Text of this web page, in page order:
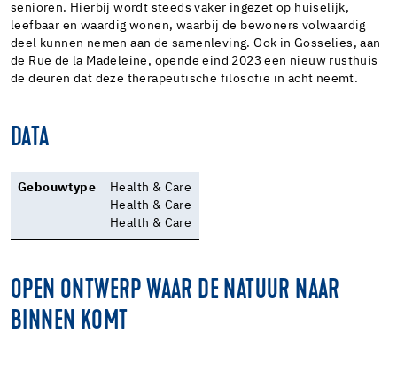
senioren. Hierbij wordt steeds vaker ingezet op huiselijk,
leefbaar en waardig wonen, waarbij de bewoners volwaardig
deel kunnen nemen aan de samenleving. Ook in Gosselies, aan
de Rue de la Madeleine, opende eind 2023 een nieuw rusthuis
de deuren dat deze therapeutische filosofie in acht neemt.
DATA
Gebouwtype
Health & Care
Health & Care
Health & Care
OPEN ONTWERP WAAR DE NATUUR NAAR
BINNEN KOMT